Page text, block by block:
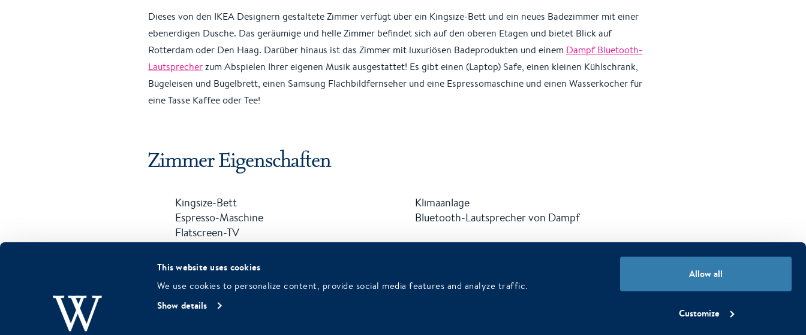
This website uses cookies
We use cookies to personalize content, provide social media features and analyze traffic.
Show details
Allow all
Customize
Dieses von den IKEA Designern gestaltete Zimmer verfügt über ein Kingsize-Bett und ein neues Badezimmer mit einer
ebenerdigen Dusche. Das geräumige und helle Zimmer befindet sich auf den oberen Etagen und bietet Blick auf
Rotterdam oder Den Haag. Darüber hinaus ist das Zimmer mit luxuriösen Badeprodukten und einem Dampf Bluetooth-
Lautsprecherzum Abspielen Ihrer eigenen Musik ausgestattet! Es gibt einen (Laptop) Safe, einen kleinen Kühlschrank,
Bügeleisen und Bügelbrett, einen Samsung Flachbildfernseher und eine Espressomaschine und einen Wasserkocher für
eine Tasse Kaffee oder Tee!
Zimmer Eigenschaften
Kingsize-Bett
Klimaanlage
Espresso-Maschine
Bluetooth-Lautsprecher von Dampf
Flatscreen-TV
Comfort Deluxe Zimmer